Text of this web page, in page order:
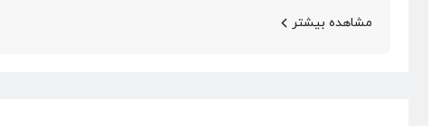
مشاهده بیشتر